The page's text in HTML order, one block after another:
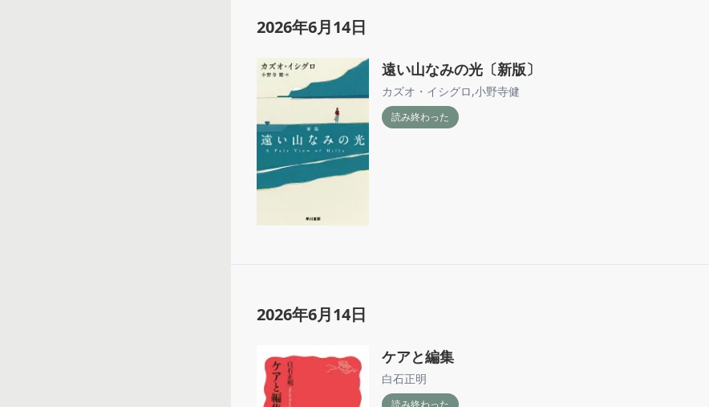
2026年6月14日
遠い山なみの光〔新版〕
カズオ・イシグロ,小野寺健
読み終わった
2026年6月14日
ケアと編集
白石正明
読み終わった